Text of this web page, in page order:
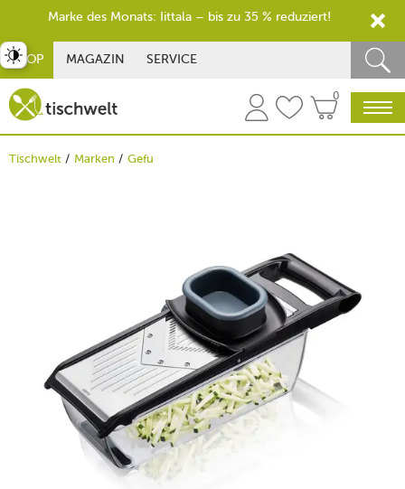
SHOP MAGAZIN SERVICE
0
Tischwelt Marken Gefu
umschalten
Marke des Monats: Iittala – bis zu 35 % reduziert!